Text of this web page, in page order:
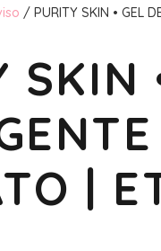
/ PURITY SKIN • GEL
SKIN
|